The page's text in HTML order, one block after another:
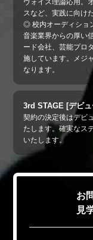
スなど、実践に向け
◎ 校内オーディショ
音楽業界からの厚い
ード会社、芸能プロ
施しています。メジ
なります。
3rd STAGE [デビ
契約の決定後はデビ
たします。確実なス
いたします。
お
見